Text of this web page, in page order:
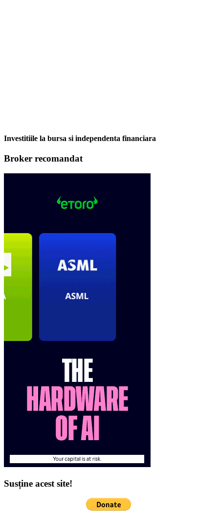
Investitiile la bursa si independenta financiara
Broker recomandat
Susține acest site!